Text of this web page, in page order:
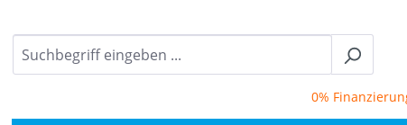
0% Finanzierung